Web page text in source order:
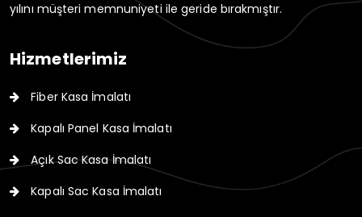
yılını müşteri memnuniyeti ile geride bırakmıştır.
Hizmetlerimiz
Fiber Kasa İmalatı
Kapalı Panel Kasa İmalatı
Açık Sac Kasa İmalatı
Kapalı Sac Kasa İmalatı